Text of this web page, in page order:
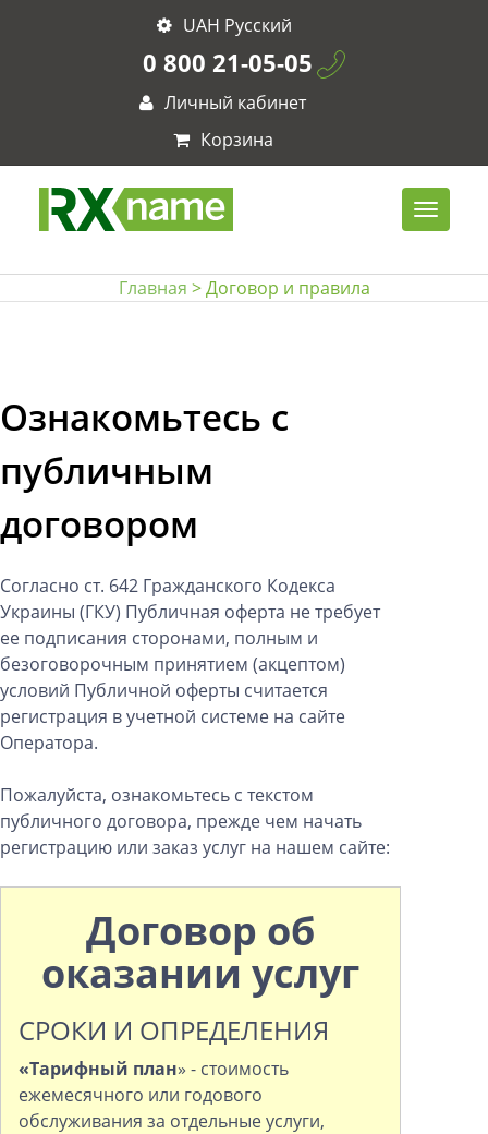
UAH Русский
0 800 21-05-05
Личный кабинет
Корзина
Главная > Договор и правила
Ознакомьтесь с
публичным
договором
Согласно ст. 642 Гражданского Кодекса
Украины (ГКУ) Публичная оферта не требует
ее подписания сторонами, полным и
безоговорочным принятием (акцептом)
условий Публичной оферты считается
регистрация в учетной системе на сайте
Оператора.
Пожалуйста, ознакомьтесь с текстом
публичного договора, прежде чем начать
регистрацию или заказ услуг на нашем сайте:
Договор об
оказании услуг
СРОКИ И ОПРЕДЕЛЕНИЯ
«Тарифный план» - стоимость
ежемесячного или годового
обслуживания за отдельные услуги,